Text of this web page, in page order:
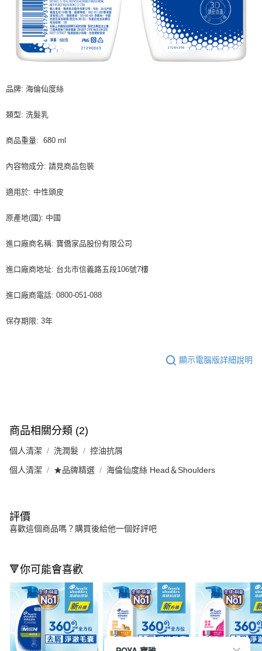
品牌: 海倫仙度絲
類型: 洗髮乳
商品重量: 680 ml
內容物成分: 請見商品包裝
適用於: 中性頭皮
原產地(國): 中國
進口廠商名稱: 寶僑家品股份有限公司
進口廠商地址: 台北市信義路五段106號7樓
進口廠商電話: 0800-051-088
保存期限: 3年
顯示電腦版詳細說明
商品相關分類 (2)
個人清潔 洗潤髮 控油抗屑
個人清潔 ★品牌精選 海倫仙度絲 Head＆Shoulders
評價
喜歡這個商品嗎？購買後給他一個好評吧
🔻你可能會喜歡